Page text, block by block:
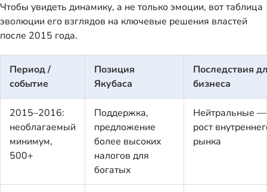
Чтобы увидеть динамику, а не только эмоции, вот таблица
эволюции его взглядов на ключевые решения властей
после 2015 года.
Период /
событие
Позиция
Якубаса
Последствия
бизнеса
2015–2016:
необлагаемый
минимум,
500+
Поддержка,
предложение
более высоких
налогов для
богатых
Нейтральные —
рост
рынка